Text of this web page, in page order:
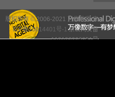
版权所有 © 2006-2021 万像数字 京
ICP备10014401号-1京公网安备
110102006051号